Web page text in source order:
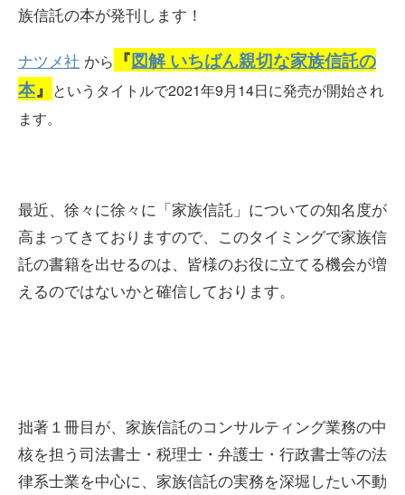
族信託の本が発刊します！
ナツメ社 から 『図解 いちばん親切な家族信託の
本』 というタイトルで2021年9月14日に発売が開始され
ます。
最近、徐々に徐々に「家族信託」についての知名度が
高まってきておりますので、このタイミングで家族信
託の書籍を出せるのは、皆様のお役に立てる機会が増
えるのではないかと確信しております。
拙著１冊目が、家族信託のコンサルティング業務の中
核を担う司法書士・税理士・弁護士・行政書士等の法
律系士業を中心に、家族信託の実務を深堀したい不動